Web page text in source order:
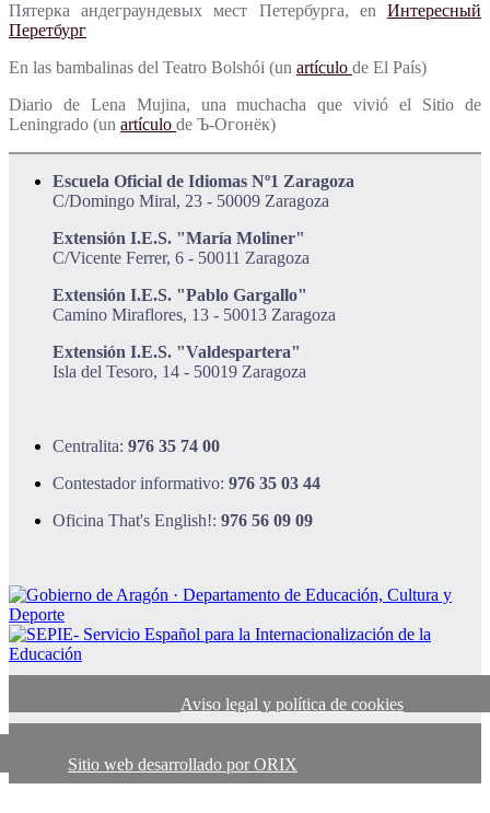
Пятерка андеграундевых мест Петербурга, en Интересный
Перетбург
En las bambalinas del Teatro Bolshói (un artículo de El País)
Diario de Lena Mujina, una muchacha que vivió el Sitio de
Leningrado (un artículo de Ъ-Огонёк)
Escuela Oficial de Idiomas Nº1 Zaragoza
C/Domingo Miral, 23 - 50009 Zaragoza
Extensión I.E.S. "María Moliner"
C/Vicente Ferrer, 6 - 50011 Zaragoza
Extensión I.E.S. "Pablo Gargallo"
Camino Miraflores, 13 - 50013 Zaragoza
Extensión I.E.S. "Valdespartera"
Isla del Tesoro, 14 - 50019 Zaragoza
Centralita: 976 35 74 00
Contestador informativo: 976 35 03 44
Oficina That's English!: 976 56 09 09
Aviso legal y política de cookies
Sitio web desarrollado por ORIX